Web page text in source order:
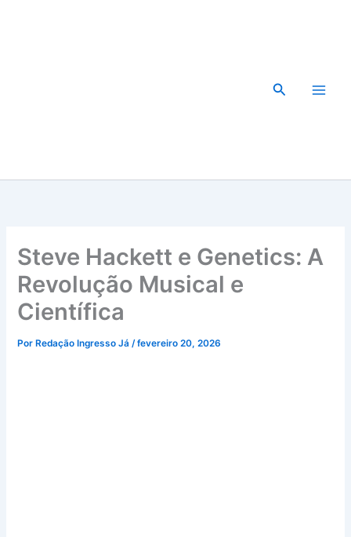
Pesquisar
Steve Hackett e Genetics: A
Revolução Musical e
Científica
Por Redação Ingresso Já/fevereiro 20, 2026